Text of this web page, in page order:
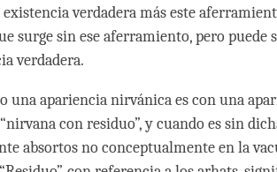
verdadera más este
surge sin ese aferramiento, pero puede
verdadera.
una apariencia nirvánica es con una
con residuo”, y cuando es sin
absortos no conceptualmente en la